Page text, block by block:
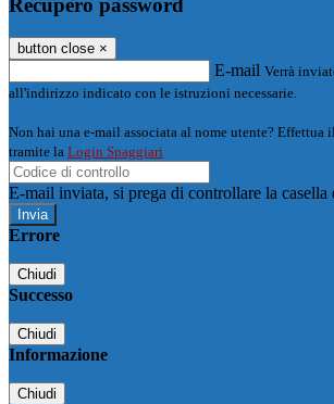
button close ×
E-mail Verrà
all'indirizzo indicato con le istruzioni necessarie.
Non hai una e-mail associata al nome utente? Effettua
tramite la Login Spaggiari
E-mail inviata, si prega di controllare la casella
Errore
Chiudi
Successo
Chiudi
Informazione
Chiudi